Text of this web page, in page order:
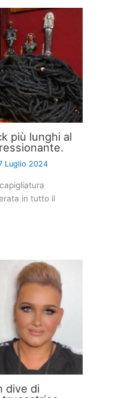
più lunghi al
Luglio 2024
in tutto il
dive di